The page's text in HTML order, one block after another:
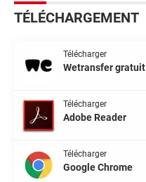
TÉLÉCHARGEMENT
Télécharger
Wetransfer gratuit
Télécharger
Adobe Reader
Télécharger
Google Chrome